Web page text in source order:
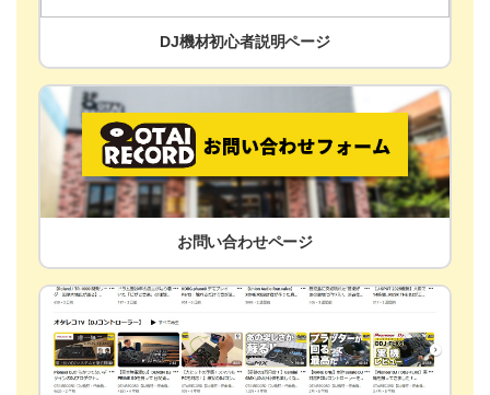
DJ機材初心者説明ページ
お問い合わせページ